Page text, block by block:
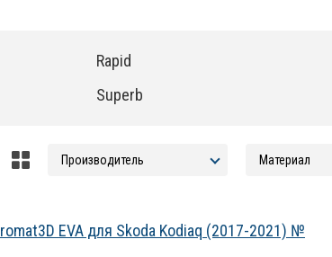
Rapid
Superb
EVA для Skoda Kodiaq (2017-2021) №